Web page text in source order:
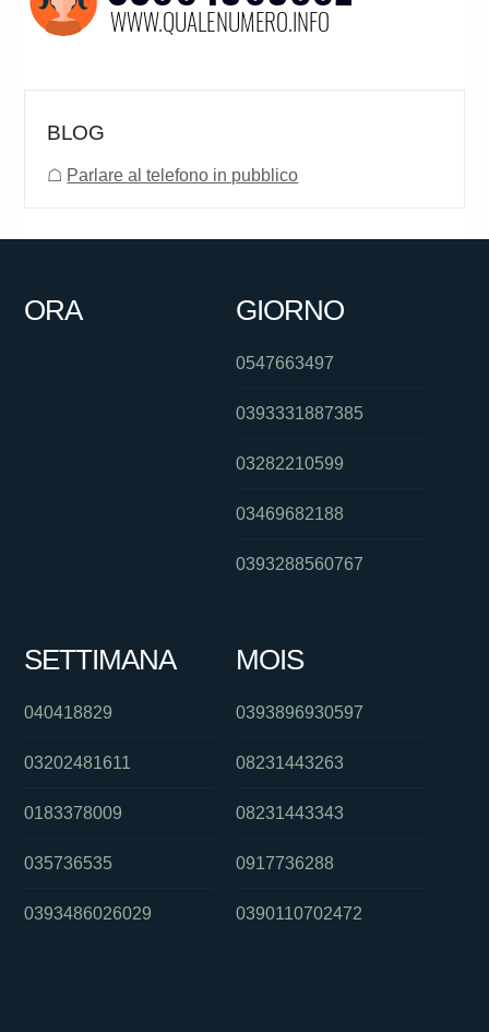
BLOG
☖ Parlare al telefono in pubblico
ORA GIORNO
0547663497
0393331887385
03282210599
03469682188
0393288560767
SETTIMANA
040418829
03202481611
0183378009
035736535
0393486026029
MOIS
0393896930597
08231443263
08231443343
0917736288
0390110702472